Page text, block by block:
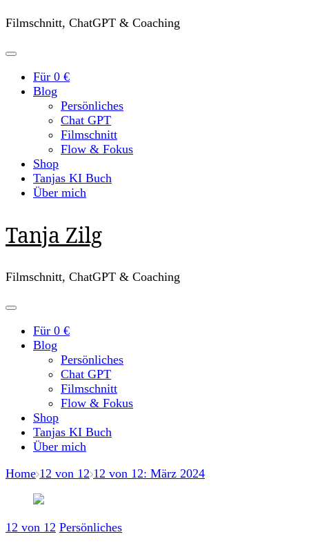
Filmschnitt, ChatGPT & Coaching
Für 0 €
Blog
Persönliches
Chat GPT
Filmschnitt
Flow & Fokus
Shop
Tanjas KI Buch
Über mich
Tanja Zilg
Filmschnitt, ChatGPT & Coaching
Für 0 €
Blog
Persönliches
Chat GPT
Filmschnitt
Flow & Fokus
Shop
Tanjas KI Buch
Über mich
Home 12 von 12 12 von 12: März 2024
12 von 12 Persönliches